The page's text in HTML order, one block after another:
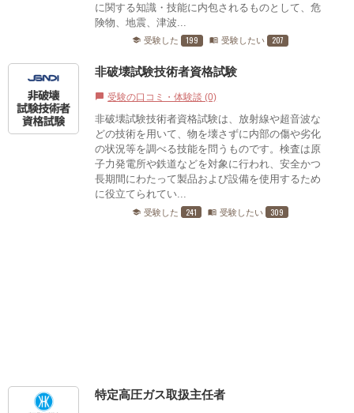
に関する知識・技能に内包されるものとして、危
険物、地震、津波...
school 受験した 199 menu_book 受験したい 207
非破壊試験技術者資格試験
chat_bubble 受験の口コミ・体験談 (0)
非破壊試験技術者資格試験は、放射線や超音波な
どの技術を用いて、物を壊さずに内部の傷や劣化
の状況等を調べる技能を問うものです。検査は原
子力発電所や鉄道などを対象に行われ、安全かつ
長期間にわたって製品および設備を使用するため
に役立てられてい...
school 受験した 241 menu_book 受験したい 309
特定高圧ガス取扱主任者